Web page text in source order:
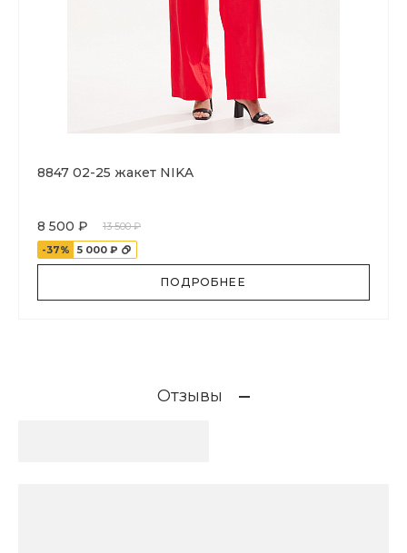
8847 02-25 жакет NIKA
8 500 ₽
13 500 ₽
-37%
5 000 ₽
ПОДРОБНЕЕ
Отзывы